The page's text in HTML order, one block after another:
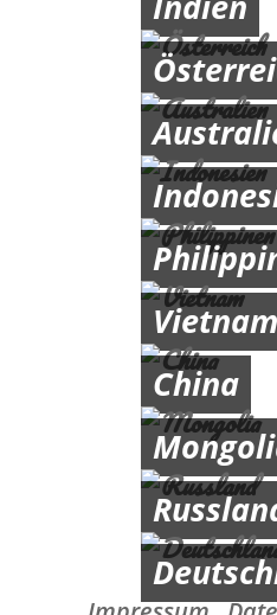
Vietnam
China